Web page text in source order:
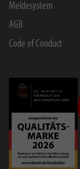
Meldesystem
AGB
Code of Conduct